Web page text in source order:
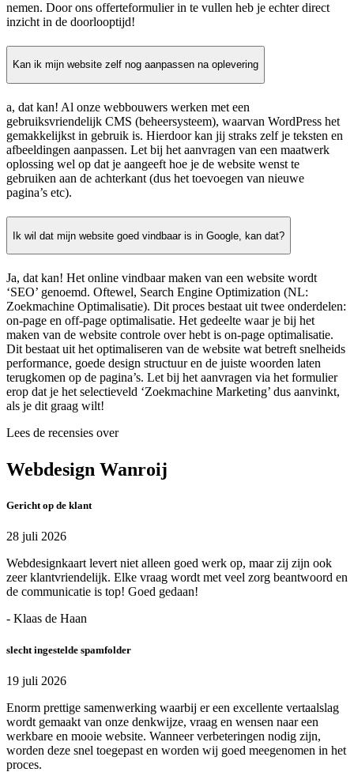
nemen. Door ons offerteformulier in te vullen heb je echter direct
inzicht in de doorlooptijd!
Kan ik mijn website zelf nog aanpassen na oplevering
a, dat kan! Al onze webbouwers werken met een
gebruiksvriendelijk CMS (beheersysteem), waarvan WordPress het
gemakkelijkst in gebruik is. Hierdoor kan jij straks zelf je teksten en
afbeeldingen aanpassen. Let bij het aanvragen van een maatwerk
oplossing wel op dat je aangeeft hoe je de website wenst te
gebruiken aan de achterkant (dus het toevoegen van nieuwe
pagina’s etc).
Ik wil dat mijn website goed vindbaar is in Google, kan dat?
Ja, dat kan! Het online vindbaar maken van een website wordt
‘SEO’ genoemd. Oftewel, Search Engine Optimization (NL:
Zoekmachine Optimalisatie). Dit proces bestaat uit twee onderdelen:
on-page en off-page optimalisatie. Het gedeelte waar je bij het
maken van de website controle over hebt is on-page optimalisatie.
Dit bestaat uit het optimaliseren van de website wat betreft snelheids
performance, goede design structuur en de juiste woorden laten
terugkomen op de pagina’s. Let bij het aanvragen via het formulier
erop dat je het selectieveld ‘Zoekmachine Marketing’ dus aanvinkt,
als je dit graag wilt!
Lees de recensies over
Webdesign Wanroij
Gericht op de klant
28 juli 2026
Webdesignkaart levert niet alleen goed werk op, maar zij zijn ook
zeer klantvriendelijk. Elke vraag wordt met veel zorg beantwoord en
de communicatie is top! Goed gedaan!
- Klaas de Haan
slecht ingestelde spamfolder
19 juli 2026
Enorm prettige samenwerking waarbij er een excellente vertaalslag
wordt gemaakt van onze denkwijze, vraag en wensen naar een
werkbare en mooie website. Wanneer verbeteringen nodig zijn,
worden deze snel toegepast en worden wij goed meegenomen in het
proces.